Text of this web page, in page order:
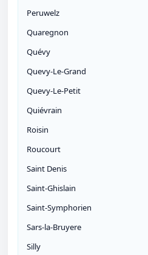
Peruwelz
Quaregnon
Quévy
Quevy-Le-Grand
Quevy-Le-Petit
Quiévrain
Roisin
Roucourt
Saint Denis
Saint-Ghislain
Saint-Symphorien
Sars-la-Bruyere
Silly